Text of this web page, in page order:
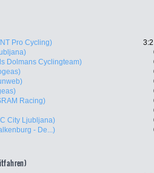
Pro Cycling)
Dolmans Cyclingteam)
Racing)
City Ljubljana)
- De...)